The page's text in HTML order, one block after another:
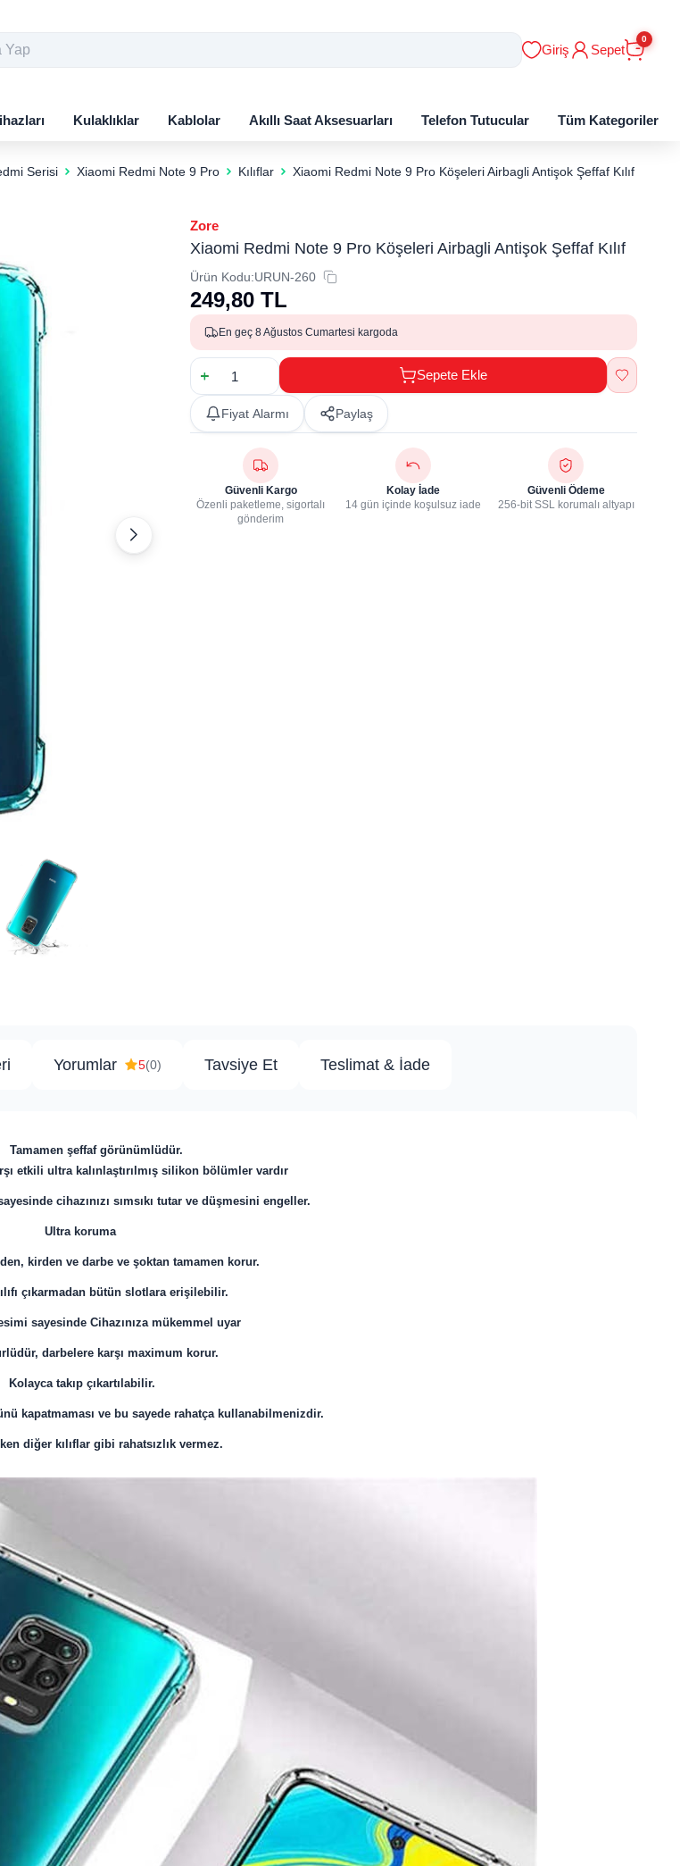
Giriş Sepet
0
Kulaklıklar Kablolar Akıllı Saat Aksesuarları Telefon Tutucular Tüm Kategoriler
Serisi Xiaomi Redmi Note 9 Pro Kılıflar Xiaomi Redmi Note 9 Pro Köşeleri Airbagli Antişok Şeffaf Kılıf
Zore
Xiaomi Redmi Note 9 Pro Köşeleri Airbagli Antişok Şeffaf Kılıf
Ürün Kodu:URUN-260
249,80 TL
En geç 8 Ağustos Cumartesi kargoda
Sepete Ekle
Fiyat Alarmı Paylaş
Güvenli Kargo
Özenli paketleme, sigortalı
gönderim
Kolay İade
14 gün içinde koşulsuz iade
Güvenli Ödeme
256-bit SSL korumalı altyapı
Yorumlar 5(0) Tavsiye Et Teslimat & İade
Tamamen şeffaf görünümlüdür.
etkili ultra kalınlaştırılmış silikon bölümler vardır
cihazınızı sımsıkı tutar ve düşmesini engeller.
Ultra koruma
kirden ve darbe ve şoktan tamamen korur.
çıkarmadan bütün slotlara erişilebilir.
sayesinde Cihazınıza mükemmel uyar
darbelere karşı maximum korur.
Kolayca takıp çıkartılabilir.
kapatmaması ve bu sayede rahatça kullanabilmenizdir.
diğer kılıflar gibi rahatsızlık vermez.